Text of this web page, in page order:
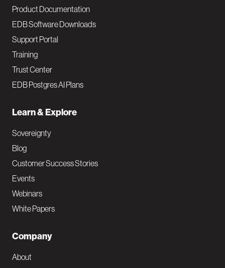
Product Documentation
EDB Software Downloads
Support Portal
Training
Trust Center
EDB Postgres AI Plans
Learn & Explore
Sovereignty
Blog
Customer Success Stories
Events
Webinars
White Papers
Company
About